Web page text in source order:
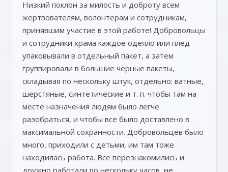
Низкий поклон за милость и доброту всем
жертвователям, волонтерам и сотрудникам,
принявшим участие в этой работе! Добровольцы
и сотрудники храма каждое одеяло или плед
упаковывали в отдельный пакет, а затем
группировали в большие черные пакеты,
складывая по нескольку штук, отдельно: ватные,
шерстяные, синтетические и т. п. чтобы там на
месте назначения людям было легче
разобраться, и чтобы все было доставлено в
максимальной сохранности. Добровольцев было
много, приходили с детьми, им там тоже
находилась работа. Все перезнакомились и